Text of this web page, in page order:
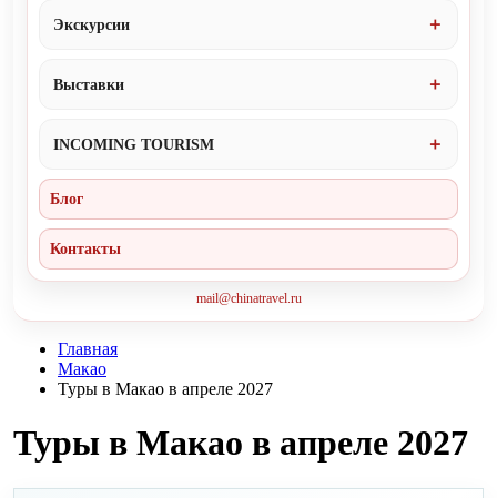
Экскурсии
Выставки
INCOMING TOURISM
Блог
Контакты
mail@chinatravel.ru
Главная
Макао
Туры в Макао в апреле 2027
Туры в Макао в апреле 2027